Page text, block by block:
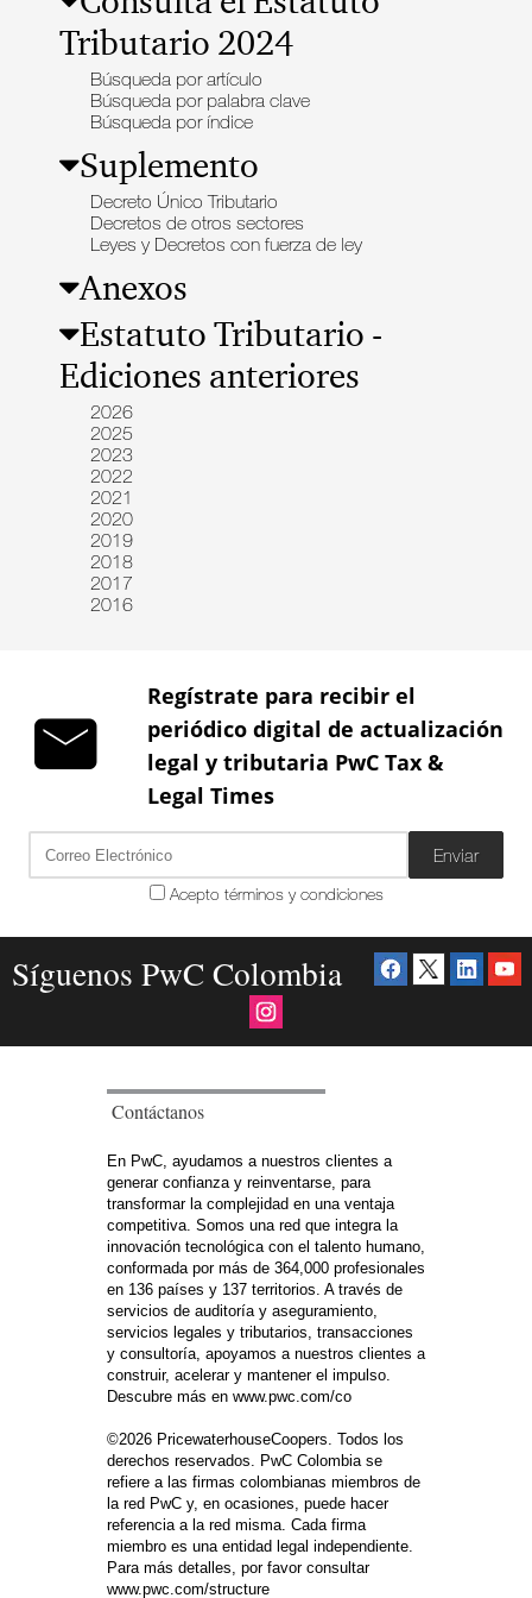
Preguntas Frecuentes
Comprar
Jurisprudencia Corte Constitucional
Jurisprudencia Consejo de Estado
Convenios para evitar la doble imposición
Textos oficiales de las normas
Estatuto Contable
Estatuto Tributario
Comprar
2026
Años Anteriores
2023
2022
2021
2020
2019
2018
2017
2016
Instructivo de
activación
Instructivo consulta
App
Instructivo consulta
Web
Tax & Legal Times *
Home Tax & Legal Times
Personas naturales, Tributación internacional y
Derecho laboral y migratorio
Impuestos Territoriales, Litigios, Regimen
SIMPLE
Derecho corporativo, Comercio exterior, Fusiones
y adquisiciones
Impuesto sobre la renta, impuesto al patrimonio y
precios de la transferencia
IVA, Impuesto nacional al consumo GMF y otros
tributos
Boletines /Newsletter /信息推送
Especiales Reforma Tributaria
Doing Business in Colombia
Servicios Legales y Tributario
Servicios legales
Servicios tributarios
PwC Colombia
Tributario 2024
Búsqueda por artículo
Búsqueda por palabra clave
Búsqueda por índice
Suplemento
Decreto Único Tributario
Decretos de otros sectores
Leyes y Decretos con fuerza de ley
Anexos
Estatuto Tributario -
Ediciones anteriores
2026
2025
2023
2022
2021
2020
2019
2018
2017
2016
Regístrate para recibir el
periódico digital de actualización
legal y tributaria PwC Tax &
Legal Times
Enviar
Acepto términos y condiciones
Síguenos PwC Colombia
Contáctanos
En PwC, ayudamos a nuestros clientes a
generar confianza y reinventarse, para
transformar la complejidad en una ventaja
competitiva. Somos una red que integra la
innovación tecnológica con el talento humano,
conformada por más de 364,000 profesionales
en 136 países y 137 territorios. A través de
servicios de auditoría y aseguramiento,
servicios legales y tributarios, transacciones
y consultoría, apoyamos a nuestros clientes a
construir, acelerar y mantener el impulso.
Descubre más en www.pwc.com/co
©2026 PricewaterhouseCoopers. Todos los
derechos reservados. PwC Colombia se
refiere a las firmas colombianas miembros de
la red PwC y, en ocasiones, puede hacer
referencia a la red misma. Cada firma
miembro es una entidad legal independiente.
Para más detalles, por favor consultar
www.pwc.com/structure